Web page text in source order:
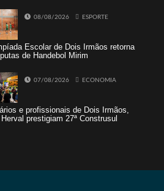
08/08/2026 ESPORTE
Escolar de Dois Irmãos retorna
de Handebol Mirim
07/08/2026 ECONOMIA
e profissionais de Dois Irmãos,
prestigiam 27ª Construsul